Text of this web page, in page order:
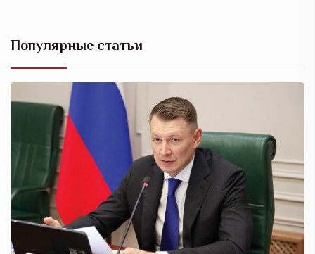
Популярные статьи